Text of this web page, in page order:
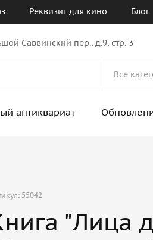
Реквизит для кино Блог
Саввинский пер., д.9, стр. 3
антиквариат
55042
"Лица